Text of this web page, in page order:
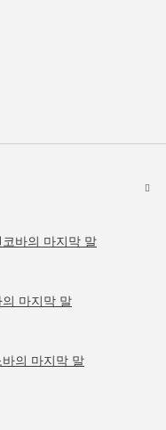
바의 마지막 말
마지막 말
의 마지막 말